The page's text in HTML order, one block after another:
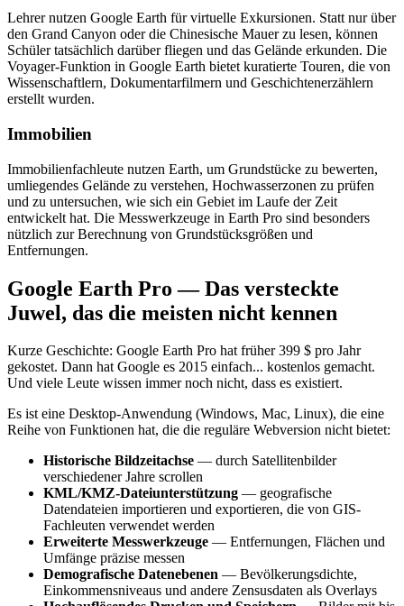
Lehrer nutzen Google Earth für virtuelle Exkursionen. Statt nur über
den Grand Canyon oder die Chinesische Mauer zu lesen, können
Schüler tatsächlich darüber fliegen und das Gelände erkunden. Die
Voyager-Funktion in Google Earth bietet kuratierte Touren, die von
Wissenschaftlern, Dokumentarfilmern und Geschichtenerzählern
erstellt wurden.
Immobilien
Immobilienfachleute nutzen Earth, um Grundstücke zu bewerten,
umliegendes Gelände zu verstehen, Hochwasserzonen zu prüfen
und zu untersuchen, wie sich ein Gebiet im Laufe der Zeit
entwickelt hat. Die Messwerkzeuge in Earth Pro sind besonders
nützlich zur Berechnung von Grundstücksgrößen und
Entfernungen.
Google Earth Pro — Das versteckte
Juwel, das die meisten nicht kennen
Kurze Geschichte: Google Earth Pro hat früher 399 $ pro Jahr
gekostet. Dann hat Google es 2015 einfach... kostenlos gemacht.
Und viele Leute wissen immer noch nicht, dass es existiert.
Es ist eine Desktop-Anwendung (Windows, Mac, Linux), die eine
Reihe von Funktionen hat, die die reguläre Webversion nicht bietet:
Historische Bildzeitachse — durch Satellitenbilder
verschiedener Jahre scrollen
KML/KMZ-Dateiunterstützung — geografische
Datendateien importieren und exportieren, die von GIS-
Fachleuten verwendet werden
Erweiterte Messwerkzeuge — Entfernungen, Flächen und
Umfänge präzise messen
Demografische Datenebenen — Bevölkerungsdichte,
Einkommensniveaus und andere Zensusdaten als Overlays